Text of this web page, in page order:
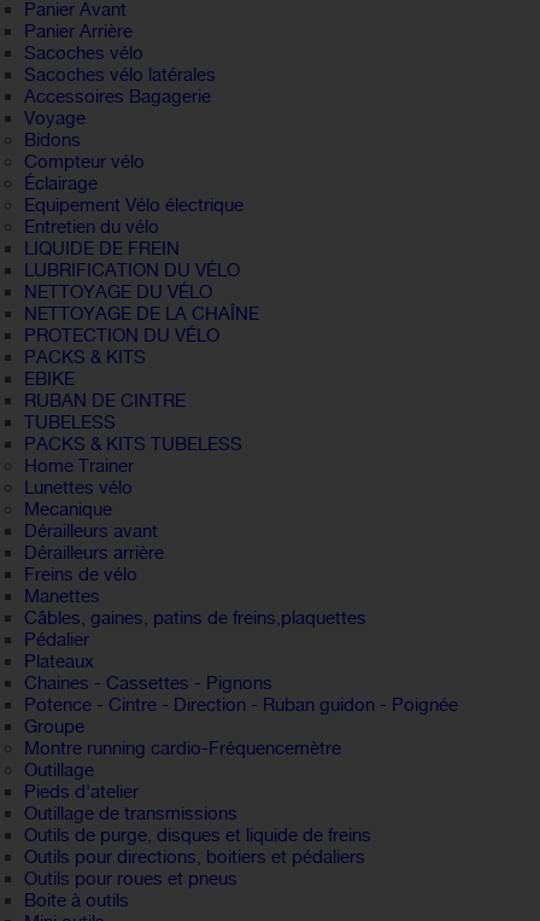
Panier Avant
Panier Arrière
Sacoches vélo
Sacoches vélo latérales
Accessoires Bagagerie
Voyage
Bidons
Compteur vélo
Éclairage
Equipement Vélo électrique
Entretien du vélo
LIQUIDE DE FREIN
LUBRIFICATION DU VÉLO
NETTOYAGE DU VÉLO
NETTOYAGE DE LA CHAÎNE
PROTECTION DU VÉLO
PACKS & KITS
EBIKE
RUBAN DE CINTRE
TUBELESS
PACKS & KITS TUBELESS
Home Trainer
Lunettes vélo
Mecanique
Dérailleurs avant
Dérailleurs arrière
Freins de vélo
Manettes
Câbles, gaines, patins de freins,plaquettes
Pédalier
Plateaux
Chaines - Cassettes - Pignons
Potence - Cintre - Direction - Ruban guidon - Poignée
Groupe
Montre running cardio-Fréquencemètre
Outillage
Pieds d'atelier
Outillage de transmissions
Outils de purge, disques et liquide de freins
Outils pour directions, boitiers et pédaliers
Outils pour roues et pneus
Boite à outils